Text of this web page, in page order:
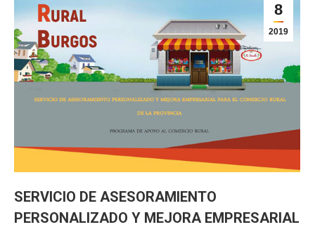
8
2019
SERVICIO DE ASESORAMIENTO
PERSONALIZADO Y MEJORA EMPRESARIAL